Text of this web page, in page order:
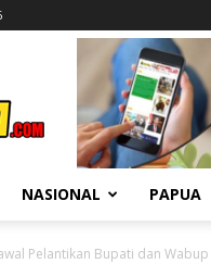
NASIONAL PAPUA
Pelantikan Bupati dan